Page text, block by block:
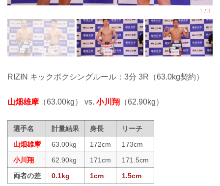
RIZIN キックボクシングルール：3分 3R（63.0kg契約）
山畑雄摩 （63.00kg） vs. 小川翔 （62.90kg）
選手名 計量結果 身長
リーチ
山畑雄摩
63.00kg 172cm
173cm
小川翔
62.90kg 171cm
171.5cm
両者の差
0.1kg 1cm 1.5cm